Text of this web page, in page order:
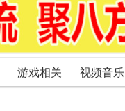
游戏相关 视频音乐